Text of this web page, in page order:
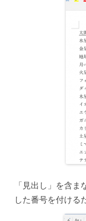
「見出し」を含
した番号を付ける